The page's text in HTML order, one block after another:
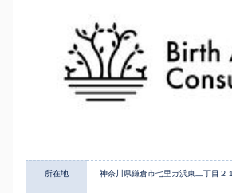
所在地 神奈川県鎌倉市七里ガ浜東二丁目２